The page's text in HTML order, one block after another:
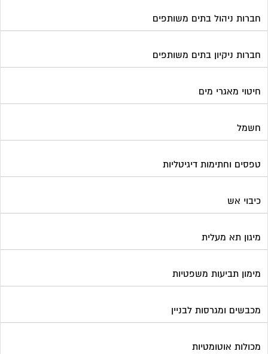
חברות ניהול בתים משותפים
חברות ניקיון בתים משותפים
חיטוי מאגרי מים
חשמל
טפסים וחתימות דיגיטליות
כיבוי אש
מיגון תא מעלית
מימון תביעות משפטיות
מכבשים ומגרסות לבניין
מכולות אוטומטיות